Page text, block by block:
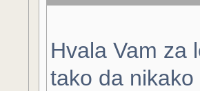
Hvala Vam za
tako da